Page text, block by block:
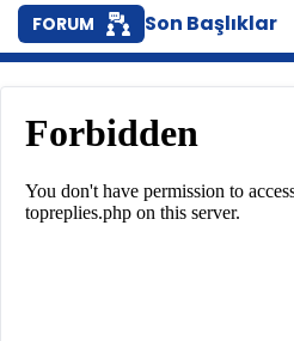
FORUM Son Başlıklar